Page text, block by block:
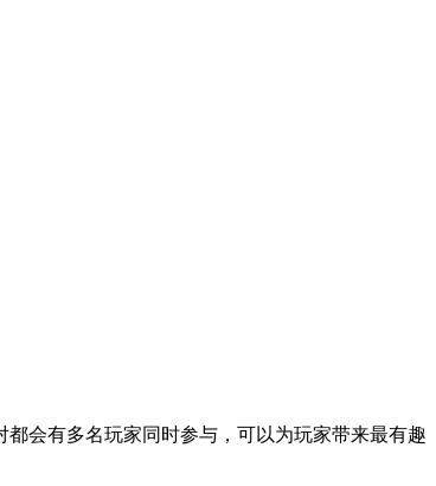
会有多名玩家同时参与，可以为玩家带来最有趣